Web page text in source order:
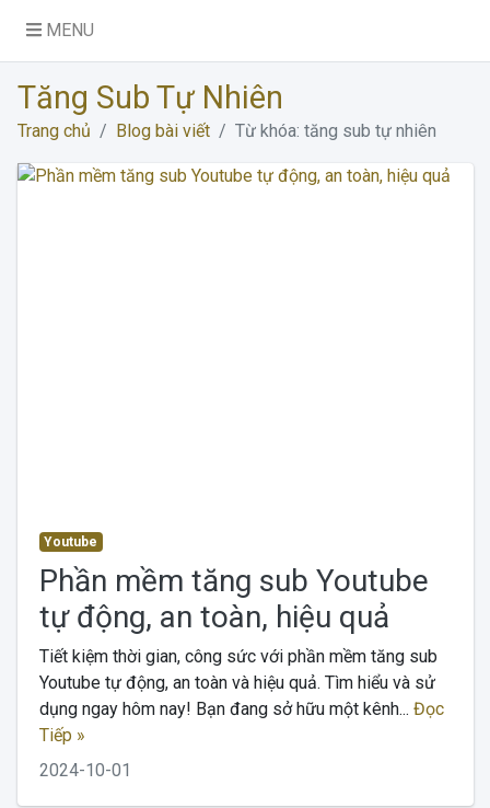
MENU
Tăng Sub Tự Nhiên
Trang chủ Blog bài viết Từ khóa: tăng sub tự nhiên
Youtube
Phần mềm tăng sub Youtube
tự động, an toàn, hiệu quả
Tiết kiệm thời gian, công sức với phần mềm tăng sub
Youtube tự động, an toàn và hiệu quả. Tìm hiểu và sử
dụng ngay hôm nay! Bạn đang sở hữu một kênh... Đọc
Tiếp »
2024-10-01